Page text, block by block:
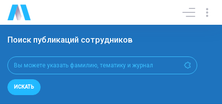
Поиск публикаций сотрудников
ИСКАТЬ